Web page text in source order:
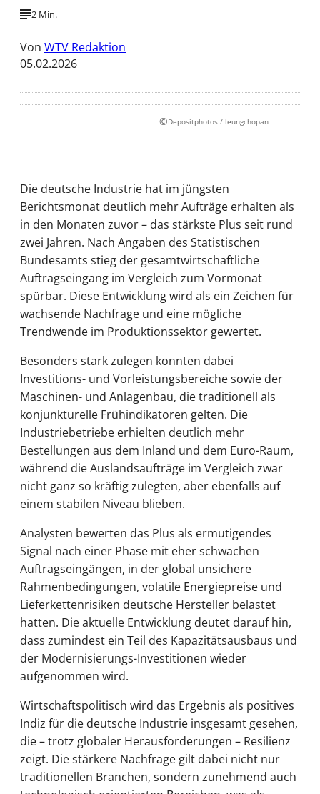
2 Min.
Von WTV Redaktion
05.02.2026
©Depositphotos / leungchopan
Die deutsche Industrie hat im jüngsten
Berichtsmonat deutlich mehr Aufträge erhalten als
in den Monaten zuvor – das stärkste Plus seit rund
zwei Jahren. Nach Angaben des Statistischen
Bundesamts stieg der gesamtwirtschaftliche
Auftragseingang im Vergleich zum Vormonat
spürbar. Diese Entwicklung wird als ein Zeichen für
wachsende Nachfrage und eine mögliche
Trendwende im Produktionssektor gewertet.
Besonders stark zulegen konnten dabei
Investitions- und Vorleistungsbereiche sowie der
Maschinen- und Anlagenbau, die traditionell als
konjunkturelle Frühindikatoren gelten. Die
Industriebetriebe erhielten deutlich mehr
Bestellungen aus dem Inland und dem Euro-Raum,
während die Auslandsaufträge im Vergleich zwar
nicht ganz so kräftig zulegten, aber ebenfalls auf
einem stabilen Niveau blieben.
Analysten bewerten das Plus als ermutigendes
Signal nach einer Phase mit eher schwachen
Auftragseingängen, in der global unsichere
Rahmenbedingungen, volatile Energiepreise und
Lieferkettenrisiken deutsche Hersteller belastet
hatten. Die aktuelle Entwicklung deutet darauf hin,
dass zumindest ein Teil des Kapazitätsausbaus und
der Modernisierungs-Investitionen wieder
aufgenommen wird.
Wirtschaftspolitisch wird das Ergebnis als positives
Indiz für die deutsche Industrie insgesamt gesehen,
die – trotz globaler Herausforderungen – Resilienz
zeigt. Die stärkere Nachfrage gilt dabei nicht nur
traditionellen Branchen, sondern zunehmend auch